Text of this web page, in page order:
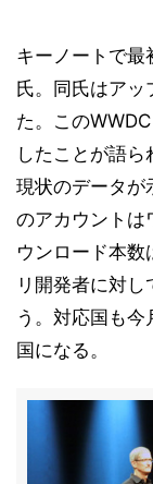
キーノートで
氏。同氏はアッ
た。この
したことが語
現状のデータ
のアカウントは
ウンロード本
リ開発者に対
う。対応国も
国になる。